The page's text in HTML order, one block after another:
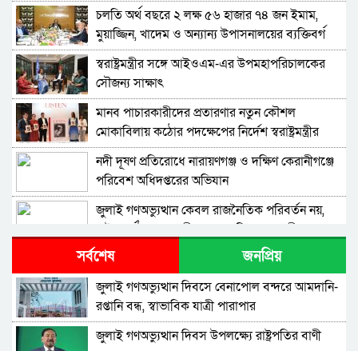
চলতি অর্থ বছরে ২ লক্ষ ৫৬ হাজার ৭৪ জন ইমাম,
মুয়াজ্জিন, খাদেম ও অন্যান্য উপাসনালয়ের ব্যক্তিবর্গ
পাবেন মাসিক সম্মানি: জনপ্রশাসন উপদেষ্টা
স্বরাষ্ট্রমন্ত্রীর সঙ্গে আইওএম-এর উপমহাপরিচালকের
সৌজন্য সাক্ষাৎ
মানব পাচারকারীদের প্রতারণার নতুন কৌশল
মোকাবিলায় কঠোর পদক্ষেপের নির্দেশ স্বরাষ্ট্রমন্ত্রীর
নদী দূষণ প্রতিরোধে নারায়ণগঞ্জ ও দক্ষিণ কেরানীগঞ্জে
পরিবেশ অধিদপ্তরের অভিযান
জুলাই গণঅভ্যুত্থান কেবল রাজনৈতিক পরিবর্তন নয়,
রাষ্ট্র পুনর্গঠনেরও অঙ্গীকার – পানি সম্পদ মন্ত্রী
কফিল আকামা নবায়ন না করলেও অন্য নিয়োগকর্তার
অধীনে নবায়নের সুযোগ সৃষ্টিসহ শ্রমবাজার সম্প্রসারণে
সৌদি আরবের প্রতিনিধিদলের সাথে প্রবাসী কল্যাণ
মন্ত্রীর দ্বিপাক্ষিক বৈঠক
প্যারালিগ্যালদের কাজ কেবল একটি পেশা নয়, এটি
জনসেবার গুরুত্বপূর্ণ দায়িত্ব – আইনমন্ত্রী
সর্বশেষ জনপ্রিয়
জুলাই গণঅভ্যুত্থান দিবসে বেনাপোল বন্দরে আমদানি-
রপ্তানি বন্ধ, স্বাভাবিক যাত্রী পারাপার
জুলাই গণঅভ্যুত্থান দিবস উপলক্ষ্যে রাষ্ট্রপতির বাণী